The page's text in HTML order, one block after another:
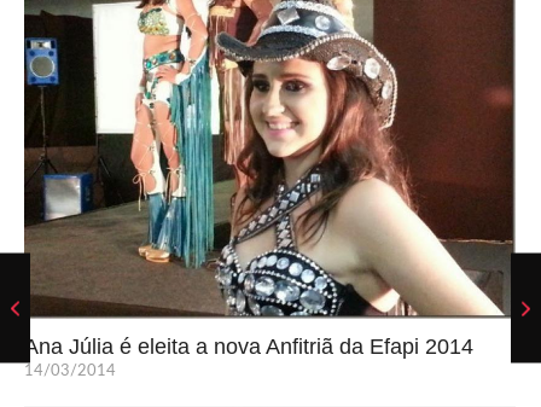
Ana Júlia é eleita a nova Anfitriã da Efapi 2014
14/03/2014